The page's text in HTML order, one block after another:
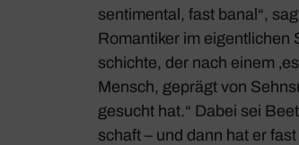
senti­mental, fast banal“,
Roman­tiker im eigent­li­chen
schichte, der nach einem
Mensch, geprägt von
gesucht hat.“ Dabei sei
schaft – und dann hat er